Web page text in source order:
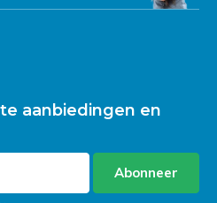
aanbiedingen en
Abonneer